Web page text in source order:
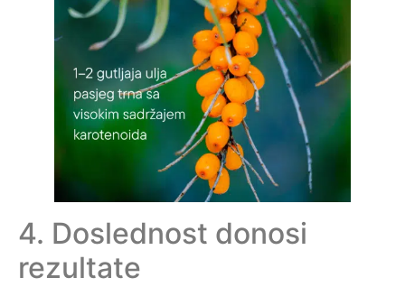
4. Doslednost donosi
rezultate